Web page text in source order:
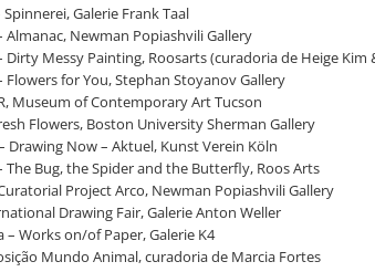
Galerie Frank Taal
Almanac, Newman Popiashvili Gallery
Dirty Messy Painting, Roosarts (curadoria de Heige
Flowers for You, Stephan Stoyanov Gallery
Museum of Contemporary Art Tucson
Flowers, Boston University Sherman Gallery
Drawing Now – Aktuel, Kunst Verein Köln
The Bug, the Spider and the Butterfly, Roos Arts
Project Arco, Newman Popiashvili Gallery
Drawing Fair, Galerie Anton Weller
Works on/of Paper, Galerie K4
Mundo Animal, curadoria de Marcia Fortes